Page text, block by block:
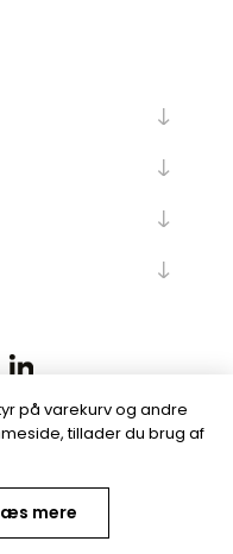
Alle rettigheder forbeholdt.
på varekurv og andre
tillader du brug af
mere